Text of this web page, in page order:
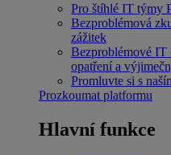
Pro štíhlé IT týmy
Bezproblémová
zážitek
Bezproblémové IT
opatření a
Promluvte si s
Prozkoumat platformu
Hlavní funkce